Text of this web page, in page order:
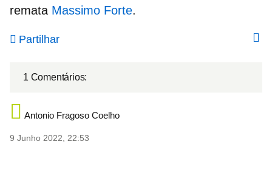
remata Massimo Forte.
Partilhar
1 Comentários:
Antonio Fragoso Coelho
9 Junho 2022, 22:53